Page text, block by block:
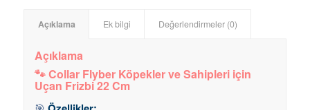
Açıklama Ek bilgi Değerlendirmeler (0)
Açıklama
🐾 Collar Flyber Köpekler ve Sahipleri için
Uçan Frizbi 22 Cm